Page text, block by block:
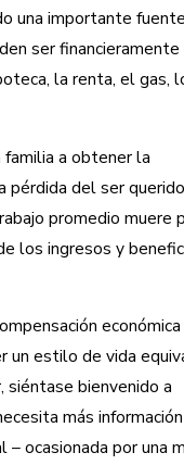
una importante
ser financieramente
la renta, el gas,
familia a obtener la
pérdida del ser
promedio muere
los ingresos y
un estilo de vida
bienvenido a
más
– ocasionada por una